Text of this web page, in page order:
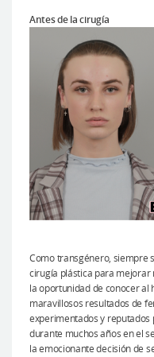
Antes de la cirugía
Como transgénero, siempre
cirugía plástica para mejorar
la oportunidad de conocer al
maravillosos resultados de
experimentados y reputados
durante muchos años en el
la emocionante decisión de